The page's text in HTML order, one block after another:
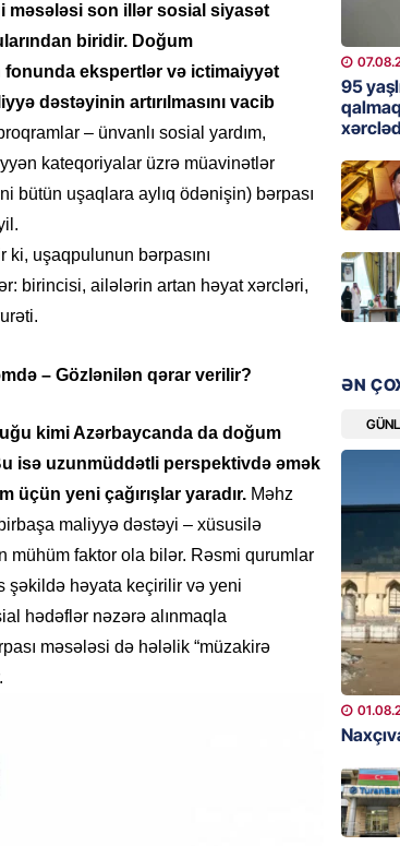
son illər sosial siyasət
biridir. Doğum
ekspertlər və ictimaiyyət
dəstəyinin artırılmasını vacib
– ünvanlı sosial yardım,
kateqoriyalar üzrə müavinətlər
bütün uşaqlara aylıq ödənişin) bərpası
uşaqpulunun bərpasını
birincisi, ailələrin artan həyat xərcləri,
kimi Azərbaycanda da doğum
isə uzunmüddətli perspektivdə əmək
üçün yeni çağırışlar yaradır. Məhz
maliyyə dəstəyi – xüsusilə
mühüm faktor ola bilər. Rəsmi qurumlar
şəkildə həyata keçirilir və yeni
hədəflər nəzərə alınmaqla
məsələsi də hələlik “müzakirə
MANŞET
“Birgə
GÜNDƏM
milyon
xərcləri
GÜNDƏM
Dosye
MANŞET
95
ƏN